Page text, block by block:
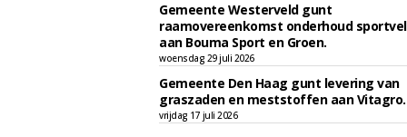
Gemeente Westerveld gunt
raamovereenkomst onderhoud
aan Bouma Sport en Groen.
woensdag 29 juli 2026
Gemeente Den Haag gunt levering van
graszaden en meststoffen aan Vitagro.
vrijdag 17 juli 2026